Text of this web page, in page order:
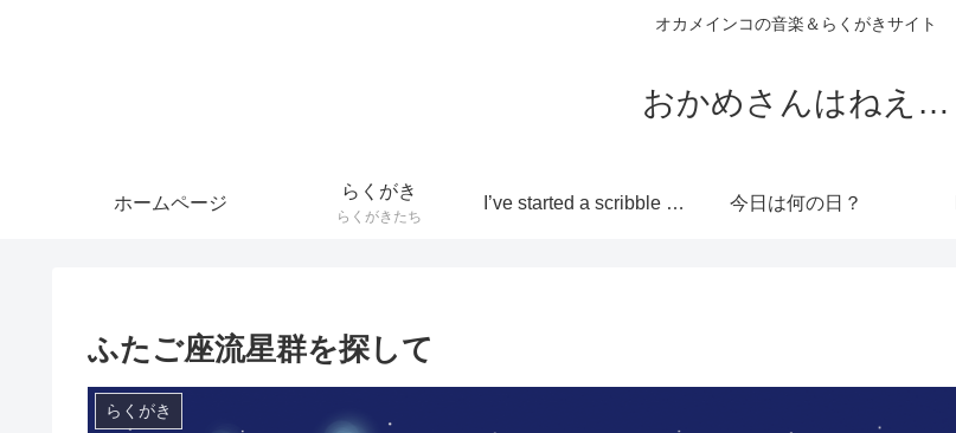
オカメインコの音楽＆らくがきサイト
おかめさんはねえ…
ホームページ
らくがき
らくがきたち
I’ve started a scribble site! 今日は何の日？
ふたご座流星群を探して
らくがき